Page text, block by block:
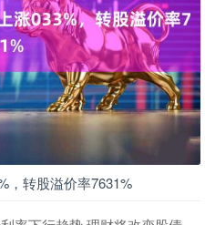
，转股溢价率7631%